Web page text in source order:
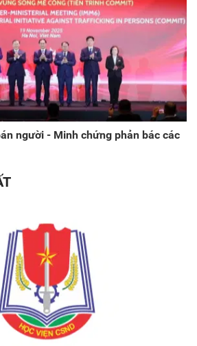
người - Minh chứng phản bác các